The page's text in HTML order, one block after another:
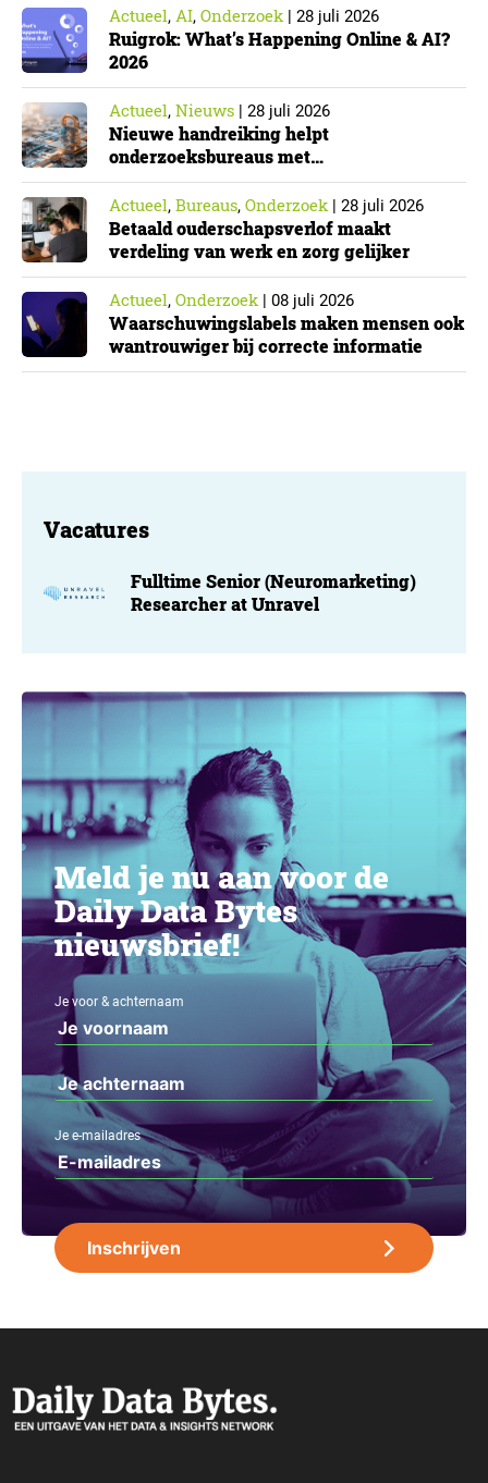
Actueel, AI, Onderzoek| 28 juli 2026
Ruigrok: What’s Happening Online & AI?
2026
Actueel, Nieuws | 28 juli 2026
Nieuwe handreiking helpt
onderzoeksbureaus met
Cyberbeveiligingswet
Actueel, Bureaus, Onderzoek| 28 juli 2026
Betaald ouderschapsverlof maakt
verdeling van werk en zorg gelijker
Actueel, Onderzoek| 08 juli 2026
Waarschuwingslabels maken mensen ook
wantrouwiger bij correcte informatie
Vacatures
Fulltime Senior (Neuromarketing)
Researcher at Unravel
Meld je nu aan voor de
Daily Data Bytes
nieuwsbrief!
Je voor & achternaam
Je e-mailadres